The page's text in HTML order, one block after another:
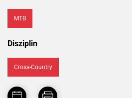
MTB
Disziplin
Cross-Country